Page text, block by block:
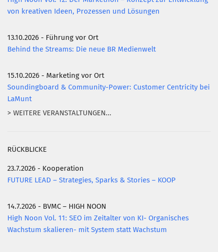
von kreativen Ideen, Prozessen und Lösungen
13.10.2026 - Führung vor Ort
Behind the Streams: Die neue BR Medienwelt
15.10.2026 - Marketing vor Ort
Soundingboard & Community-Power: Customer Centricity bei
LaMunt
> WEITERE VERANSTALTUNGEN...
RÜCKBLICKE
23.7.2026 - Kooperation
FUTURE LEAD – Strategies, Sparks & Stories – KOOP
14.7.2026 - BVMC – HIGH NOON
High Noon Vol. 11: SEO im Zeitalter von KI- Organisches
Wachstum skalieren- mit System statt Wachstum